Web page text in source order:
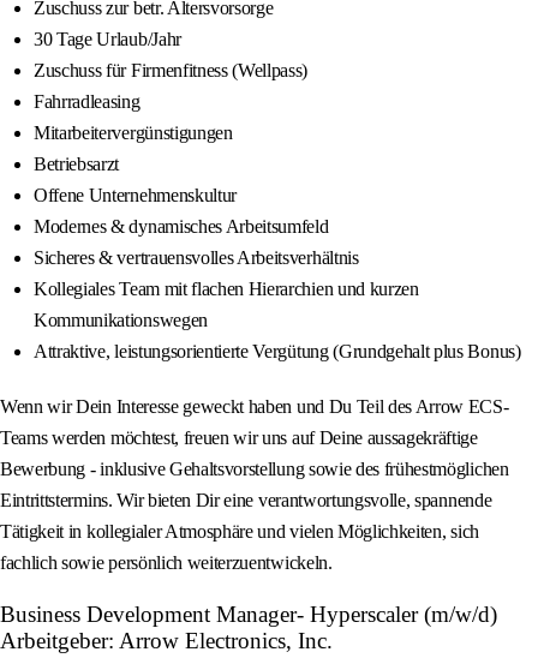
Zuschuss zur betr. Altersvorsorge
30 Tage Urlaub/Jahr
Zuschuss für Firmenfitness (Wellpass)
Fahrradleasing
Mitarbeitervergünstigungen
Betriebsarzt
Offene Unternehmenskultur
Modernes & dynamisches Arbeitsumfeld
Sicheres & vertrauensvolles Arbeitsverhältnis
Kollegiales Team mit flachen Hierarchien und kurzen
Kommunikationswegen
Attraktive, leistungsorientierte Vergütung (Grundgehalt plus Bonus)
Wenn wir Dein Interesse geweckt haben und Du Teil des Arrow ECS-
Teams werden möchtest, freuen wir uns auf Deine aussagekräftige
Bewerbung - inklusive Gehaltsvorstellung sowie des frühestmöglichen
Eintrittstermins. Wir bieten Dir eine verantwortungsvolle, spannende
Tätigkeit in kollegialer Atmosphäre und vielen Möglichkeiten, sich
fachlich sowie persönlich weiterzuentwickeln.
Business Development Manager- Hyperscaler (m/w/d)
Arbeitgeber: Arrow Electronics, Inc.